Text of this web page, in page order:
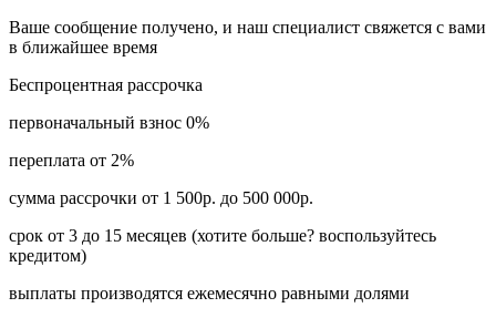
Ваше сообщение получено, и наш специалист свяжется с вами
в ближайшее время
Беспроцентная рассрочка
первоначальный взнос 0%
переплата от 2%
сумма рассрочки от 1 500р. до 500 000р.
срок от 3 до 15 месяцев (хотите больше? воспользуйтесь
кредитом)
выплаты производятся ежемесячно равными долями